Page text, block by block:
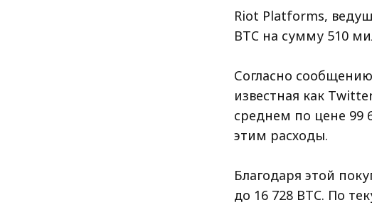
Riot Platforms,
BTC на сумму 510
Согласно
известная как
среднем по цене 99
этим расходы.
Благодаря этой
до 16 728 BTC. По